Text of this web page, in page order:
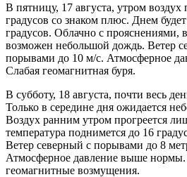
В пятницу, 17 августа, утром воздух
градусов со знаком плюс. Днем
градусов. Облачно с прояснениями,
возможен небольшой дождь. Ветер
порывами до 10 м/с. Атмосферное
Слабая геомагнитная буря.
В субботу, 18 августа, почти весь
Только в середине дня ожидается
Воздух ранним утром прогреется
температура поднимется до 16
Ветер северный с порывами до 8
Атмосферное давление выше
геомагнитные возмущения.